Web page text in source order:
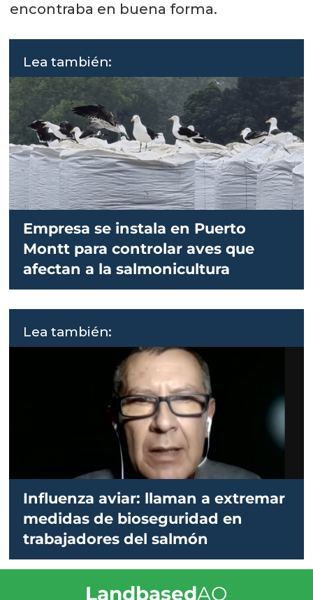
encontraba en buena forma.
Lea también:
Empresa se instala en Puerto
Montt para controlar aves que
afectan a la salmonicultura
Lea también:
Influenza aviar: llaman a extremar
medidas de bioseguridad en
trabajadores del salmón
LandbasedAQ